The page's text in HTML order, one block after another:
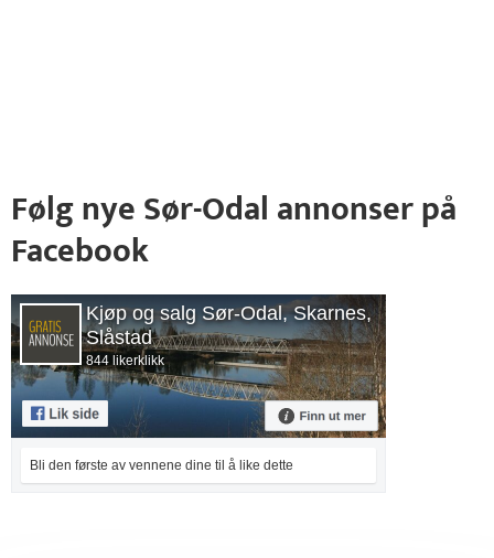
Følg nye Sør-Odal annonser på
Facebook
Kjøp og salg Sør-Odal, Skarnes,
Slåstad
844 likerklikk
Bli den første av vennene dine til å like dette